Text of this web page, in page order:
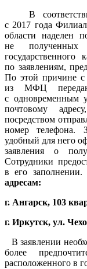
В
с 2017 года
области наделен
не полученных
государственного
по заявлениям,
По этой причине с
из МФЦ
с одновременным
почтовому
посредством
номер телефона.
удобный для него
заявления о
Сотрудники
в его заполнении.
адресам:
г. Ангарск, 103
г. Иркутск, ул.
В заявлении
более
расположенного в